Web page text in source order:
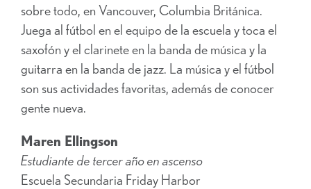
sobre todo, en Vancouver, Columbia Británica.
Juega al fútbol en el equipo de la escuela y toca el
saxofón y el clarinete en la banda de música y la
guitarra en la banda de jazz. La música y el fútbol
son sus actividades favoritas, además de conocer
gente nueva.
Maren Ellingson
Estudiante de tercer año en ascenso
Escuela Secundaria Friday Harbor